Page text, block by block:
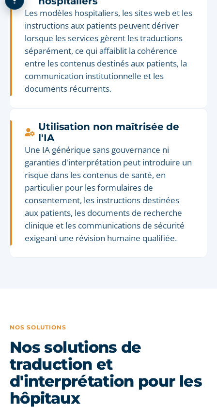
Les modèles hospitaliers, les sites web et les
instructions aux patients peuvent dériver
lorsque les services gèrent les traductions
séparément, ce qui affaiblit la cohérence
entre les contenus destinés aux patients, la
communication institutionnelle et les
documents récurrents.
Utilisation non maîtrisée de
l'IA
Une IA générique sans gouvernance ni
garanties d'interprétation peut introduire un
risque dans les contenus de santé, en
particulier pour les formulaires de
consentement, les instructions destinées
aux patients, les documents de recherche
clinique et les communications de sécurité
exigeant une révision humaine qualifiée.
NOS SOLUTIONS
Nos solutions de
traduction et
d'interprétation pour les
hôpitaux